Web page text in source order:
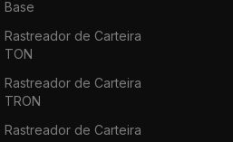
Base
Rastreador de Carteira
TON
Rastreador de Carteira
TRON
Rastreador de Carteira